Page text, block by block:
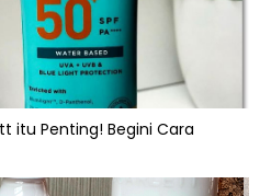
itu Penting! Begini Cara